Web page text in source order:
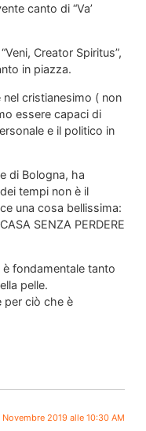
canto di “Va’
Creator Spiritus”,
in piazza.
cristianesimo ( non
essere capaci di
e il politico in
di Bologna, ha
tempi non è il
una cosa bellissima:
SENZA PERDERE
è fondamentale tanto
pelle.
per ciò che è
Novembre 2019 alle 10:30 AM